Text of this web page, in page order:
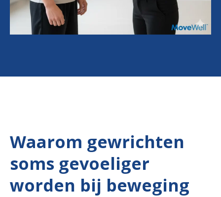
Waarom gewrichten
soms gevoeliger
worden bij beweging